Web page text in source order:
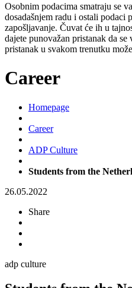
Osobnim podacima smatraju se
dosadašnjem radu i ostali podaci
zapošljavanje. Čuvat će ih u
dajete punovažan pristanak da
pristanak u svakom trenutku
Career
Homepage
Career
ADP Culture
Students from the
26.05.2022
Share
adp culture